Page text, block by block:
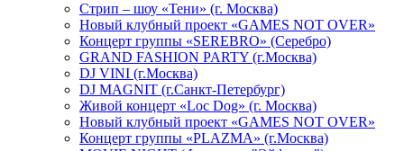
Стрип – шоу «Тени» (г. Москва)
Новый клубный проект «GAMES NOT OVER»
Концерт группы «SEREBRO» (Серебро)
GRAND FASHION PARTY (г.Москва)
DJ VINI (г.Москва)
DJ MAGNIT (г.Санкт-Петербург)
Живой концерт «Loc Dog» (г. Москва)
Новый клубный проект «GAMES NOT OVER»
Концерт группы «PLAZMA» (г.Москва)